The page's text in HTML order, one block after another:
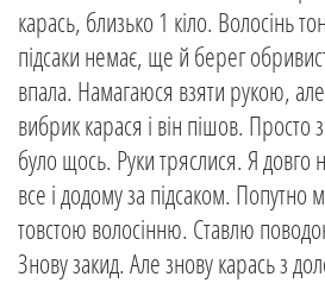
карась, близько 1 кіло. Волосінь
підсаки немає, ще й берег
впала. Намагаюся взяти рукою,
вибрик карася і він пішов. Просто
було щось. Руки тряслися. Я
все і додому за підсаком. Попутно
товстою волосінню. Ставлю
Знову закид. Але знову карась з